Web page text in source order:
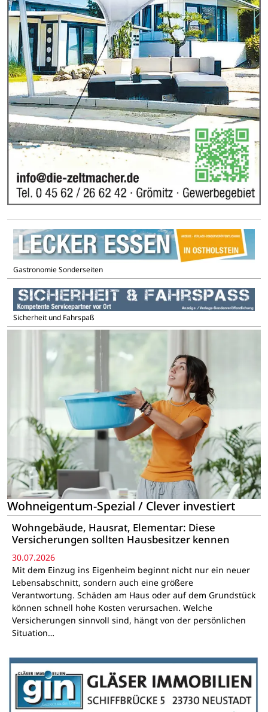
Gastronomie Sonderseiten
Sicherheit und Fahrspaß
Wohneigentum-Spezial / Clever investiert
Wohngebäude, Hausrat, Elementar: Diese
Versicherungen sollten Hausbesitzer kennen
30.07.2026
Mit dem Einzug ins Eigenheim beginnt nicht nur ein neuer
Lebensabschnitt, sondern auch eine größere
Verantwortung. Schäden am Haus oder auf dem Grundstück
können schnell hohe Kosten verursachen. Welche
Versicherungen sinnvoll sind, hängt von der persönlichen
Situation…